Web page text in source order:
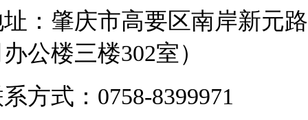
：肇庆市高要区南岸新元路
公楼三楼302室）
方式： 0758-8399971